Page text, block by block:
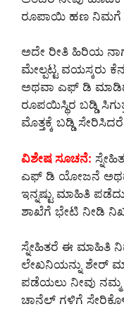
ರೂಪಾಯಿ ಹಣ ನಿಮಗೆ
ಅದೇ ರೀತಿ ಹಿರಿಯ
ಮೇಲ್ಪಟ್ಟ ವಯಸ್ಕರು
ಅಥವಾ ಎಫ್ ಡಿ
ರೂಪಯಿಸ್ಥಿರ ಬಡ್ಡಿ
ಮೊತ್ತಕ್ಕೆ ಬಡ್ಡಿ
ವಿಶೇಷ ಸೂಚನೆ:
ಎಫ್ ಡಿ ಯೋಜನೆ
ಇನ್ನಷ್ಟು ಮಾಹಿತಿ
ಶಾಖೆಗೆ ಭೇಟಿ ನೀಡಿ
ಸ್ನೇಹಿತರೆ ಈ ಮಾಹಿತಿ
ಲೇಖನಿಯನ್ನು ಶೇರ್
ಪಡೆಯಲು ನೀವು ನಮ್ಮ
ಚಾನೆಲ್ ಗಳಿಗೆ